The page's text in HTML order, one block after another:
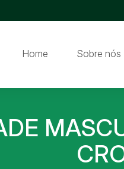
Home Sobre nós